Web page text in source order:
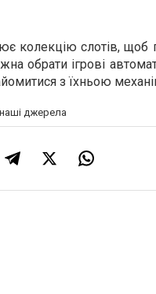
колекцію слотів, щоб
обрати ігрові
з їхньою
наші джерела